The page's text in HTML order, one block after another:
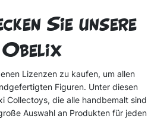
Sie unsere
Lizenzen zu kaufen, um allen
Figuren. Unter diesen
Collectoys, die alle handbemalt sind
Auswahl an Produkten für jeden